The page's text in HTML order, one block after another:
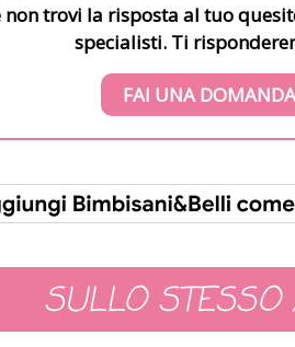
non trovi la risposta al tuo
specialisti. Ti
FAI UNA DOMANDA
SULLO